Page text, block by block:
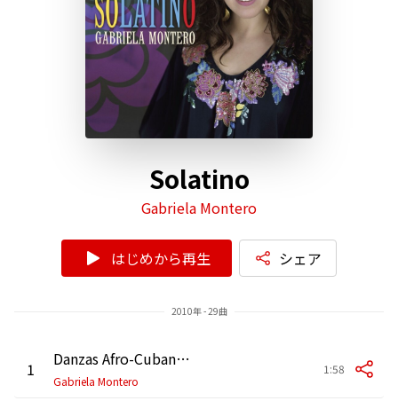
Solatino
Gabriela Montero
はじめから再生 シェア
2010年 - 29曲
1 Danzas Afro-Cubanas: No. 6, La comparsa
Gabriela Montero
1:58